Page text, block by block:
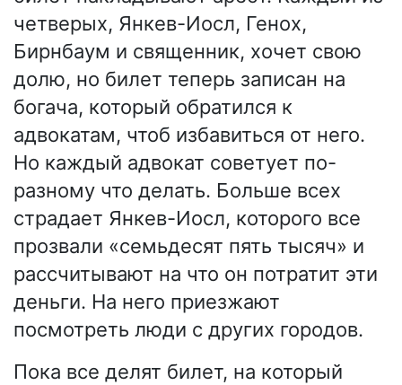
четверых, Янкев-Иосл, Генох,
Бирнбаум и священник, хочет свою
долю, но билет теперь записан на
богача, который обратился к
адвокатам, чтоб избавиться от него.
Но каждый адвокат советует по-
разному что делать. Больше всех
страдает Янкев-Иосл, которого все
прозвали «семьдесят пять тысяч» и
рассчитывают на что он потратит эти
деньги. На него приезжают
посмотреть люди с других городов.
Пока все делят билет, на который